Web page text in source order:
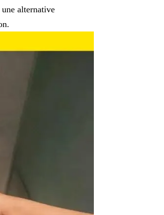
alternative